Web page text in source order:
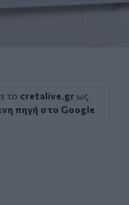
το cretalive.gr ως
πηγή στο Google